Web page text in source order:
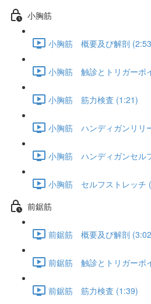
小胸筋
小胸筋 概要及び解剖
小胸筋 触診とトリガーポ
小胸筋 筋力検査 (1:21)
小胸筋 ハンディガンリリ
小胸筋 ハンディガンセル
小胸筋 セルフストレッチ
前鋸筋
前鋸筋 概要及び解剖
前鋸筋 触診とトリガーポ
前鋸筋 筋力検査 (1:39)